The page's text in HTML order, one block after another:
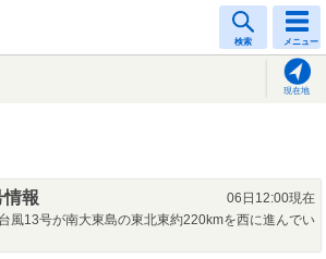
検索 メニュー
現在地
情報
06日12:00現在
風13号が南大東島の東北東約220kmを西に進んでい